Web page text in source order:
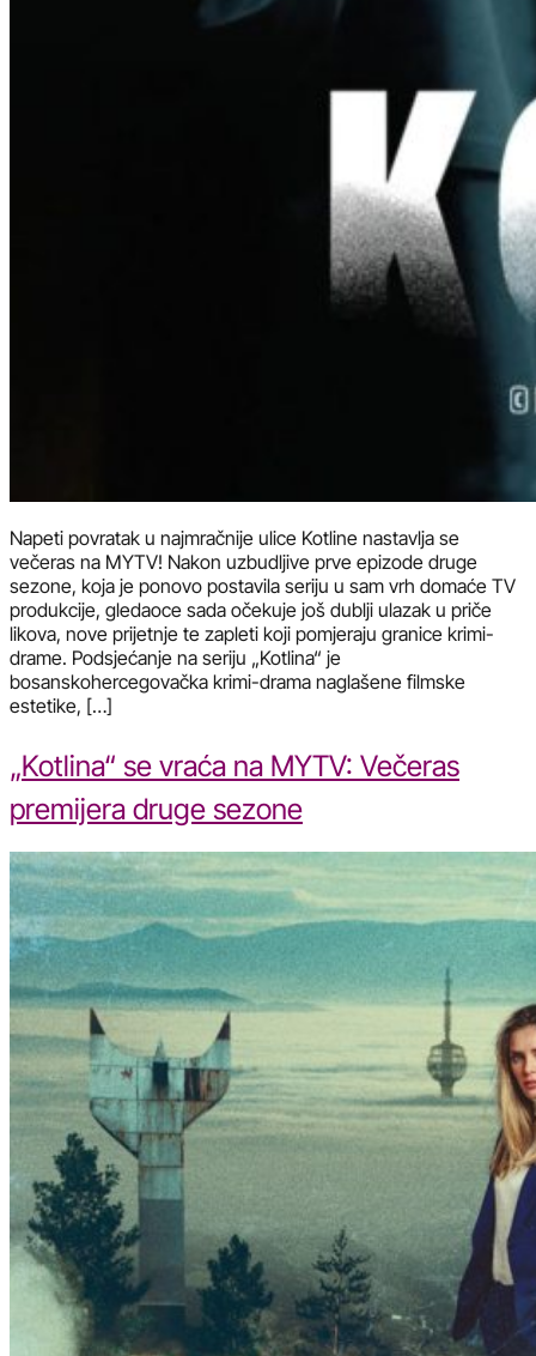
Napeti povratak u najmračnije ulice Kotlinе nastavlja se
večeras na MYTV! Nakon uzbudljive prve epizode druge
sezone, koja je ponovo postavila seriju u sam vrh domaće TV
produkcije, gledaoce sada očekuje još dublji ulazak u priče
likova, nove prijetnje te zapleti koji pomjeraju granice krimi-
drame. Podsjećanje na seriju „Kotlina“ je
bosanskohercegovačka krimi-drama naglašene filmske
estetike, […]
„Kotlina“ se vraća na MYTV: Večeras
premijera druge sezone